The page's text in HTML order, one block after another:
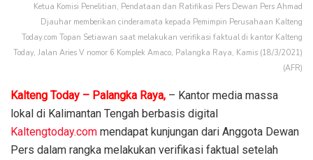
Ketua Komisi Penelitian, Pendataan dan Ratifikasi Pers Dewan Pers Ahmad
Djauhar memberikan cinderamata kepada Pemimpin Perusahaan Kalteng
Today.com Topan Setiawan saat melakukan verifikasi faktual di kantor Kalteng
Today, Jalan Aries V nomor 6 Komplek Amaco, Palangka Raya, Kamis (18/3/2021)
(AFR)
Kalteng Today – Palangka Raya, – Kantor media massa
lokal di Kalimantan Tengah berbasis digital
Kaltengtoday.com mendapat kunjungan dari Anggota Dewan
Pers dalam rangka melakukan verifikasi faktual setelah